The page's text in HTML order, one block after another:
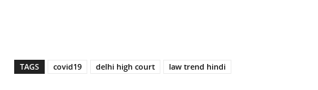
TAGS covid19 delhi high court law trend hindi